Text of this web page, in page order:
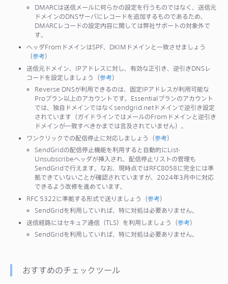
DMARCは送信メールに何らかの設定を行うものではなく、送信元
ドメインのDNSサーバにレコードを追加するものであるため、
DMARCレコードの設定内容に関しては弊社サポートの対象外で
す。
ヘッダFromドメインはSPF、DKIMドメインと一致させましょう
（参考）
送信元ドメイン、IPアドレスに対し、有効な正引き、逆引きDNSレ
コードを設定しましょう（参考）
Reverse DNSが利用できるのは、固定IPアドレスが利用可能な
Proプラン以上のアカウントです。Essentialプランのアカウント
では、独自ドメインではなくsendgrid.netドメインで逆引き設定
されています（ガイドラインではメールのFromドメインと逆引き
ドメインが一致すべきかまでは言及されていません）。
ワンクリックでの配信停止に対応しましょう（参考）
SendGridの配信停止機能を利用すると自動的にList-
Unsubscribeヘッダが挿入され、配信停止リストの管理も
SendGridで行えます。なお、現時点ではRFC8058に完全には準
拠できていないことが確認されていますが、2024年3月中に対応
できるよう改修を進めています。
RFC 5322に準拠する形式で送りましょう（参考）
SendGridを利用していれば、特に対処は必要ありません。
送信経路にはセキュア通信（TLS）を利用しましょう（参考）
SendGridを利用していれば、特に対処は必要ありません。
おすすめのチェックツール